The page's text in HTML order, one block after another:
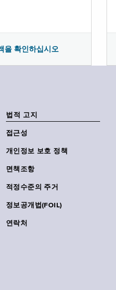
을 확인하십시오
법적 고지
접근성
개인정보 보호 정책
면책조항
적정수준의 주거
정보공개법(FOIL)
연락처